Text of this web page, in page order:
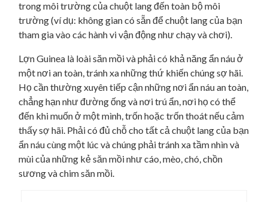
trong môi trường của chuột lang đến toàn bộ môi
trường (ví dụ: không gian có sẵn để chuột lang của bạn
tham gia vào các hành vi vận động như chạy và chơi).
Lợn Guinea là loài săn mồi và phải có khả năng ẩn náu ở
một nơi an toàn, tránh xa những thứ khiến chúng sợ hãi.
Họ cần thường xuyên tiếp cận những nơi ẩn náu an toàn,
chẳng hạn như đường ống và nơi trú ẩn, nơi họ có thể
đến khi muốn ở một mình, trốn hoặc trốn thoát nếu cảm
thấy sợ hãi. Phải có đủ chỗ cho tất cả chuột lang của bạn
ẩn náu cùng một lúc và chúng phải tránh xa tầm nhìn và
mùi của những kẻ săn mồi như cáo, mèo, chó, chồn
sương và chim săn mồi.